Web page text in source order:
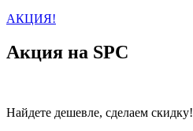
АКЦИЯ!
Акция на SPC
Найдете дешевле, сделаем скидку!